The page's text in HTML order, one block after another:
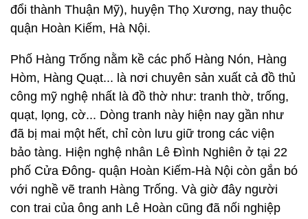
đổi thành Thuận Mỹ), huyện Thọ Xương, nay thuộc
quận Hoàn Kiếm, Hà Nội.
Phố Hàng Trống nằm kề các phố Hàng Nón, Hàng
Hòm, Hàng Quạt... là nơi chuyên sản xuất cả đồ thủ
công mỹ nghệ nhất là đồ thờ như: tranh thờ, trống,
quạt, lọng, cờ... Dòng tranh này hiện nay gần như
đã bị mai một hết, chỉ còn lưu giữ trong các viện
bảo tàng. Hiện nghệ nhân Lê Đình Nghiên ở tại 22
phố Cửa Đông- quận Hoàn Kiếm-Hà Nội còn gắn bó
với nghề vẽ tranh Hàng Trống. Và giờ đây người
con trai của ông anh Lê Hoàn cũng đã nối nghiệp